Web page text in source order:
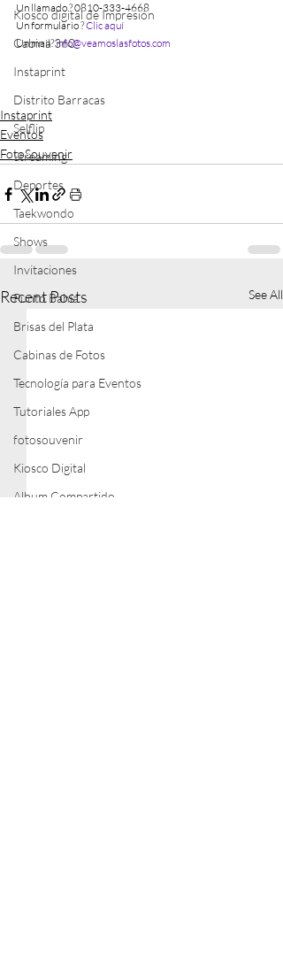
Kiosco digital de Impresión
Cabina 360
Instaprint
Distrito Barracas
Selflip
Streaming
Deportes
Taekwondo
Shows
Invitaciones
Punto Bahía
Brisas del Plata
Cabinas de Fotos
Tecnología para Eventos
Tutoriales App
fotosouvenir
Kiosco Digital
Album Compartido
Un llamado ? 0810-333-4668
Un formulario ? Clic aquí
Un mail? info@veamoslasfotos.com
Instaprint
Eventos
FotoSouvenir
Recent Posts See All